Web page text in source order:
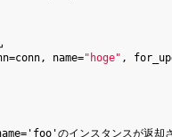
name="hoge" ,